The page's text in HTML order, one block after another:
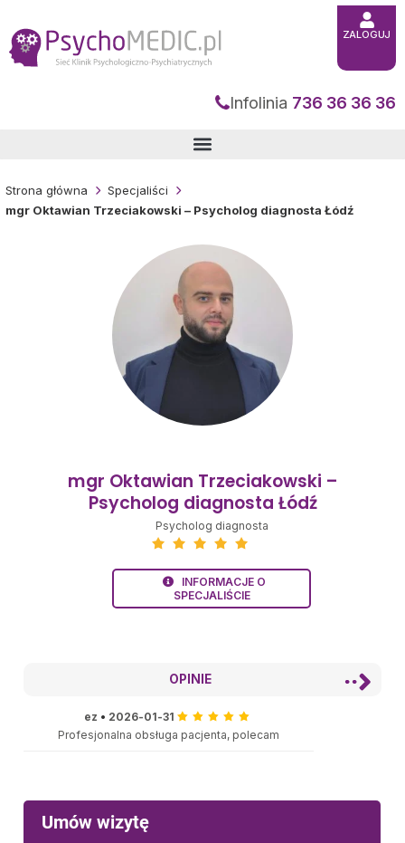
treści
Infolinia 736 36 36 36
ZALOGUJ
Strona główna
Specjaliści
mgr Oktawian Trzeciakowski – Psycholog diagnosta Łódź
mgr Oktawian Trzeciakowski –
Psycholog diagnosta Łódź
Psycholog diagnosta
INFORMACJE O
SPECJALIŚCIE
OPINIE
ez • 2026-01-31
Profesjonalna obsługa pacjenta, polecam